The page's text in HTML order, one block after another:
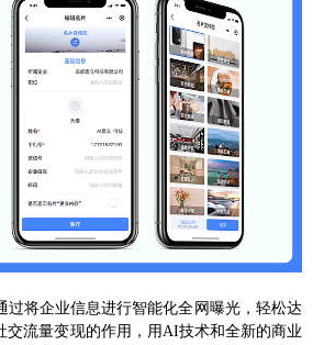
过将企业信息进行智能化全网曝光，轻松达
交流量变现的作用，用AI技术和全新的商业